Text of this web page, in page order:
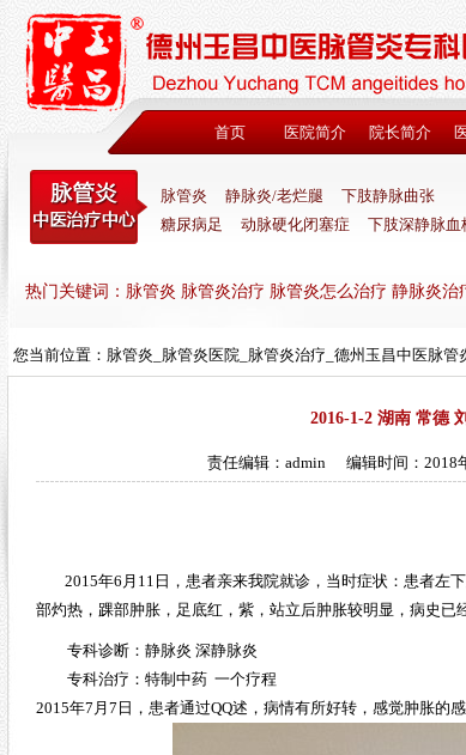
首页 医院简介 院长简介
脉管炎 静脉炎/老烂腿
下肢静脉曲张
糖尿病足
动脉硬化闭塞症 下肢深静脉血
热门关键词：脉管炎 脉管炎治疗 脉管炎怎么治疗 静脉炎治
您当前位置： 脉管炎_脉管炎医院_脉管炎治疗_德州玉昌中医脉管
2016-1-2 湖南 常德
责任编辑：admin 编辑时间：2018
2015年6月11日，患者亲来我院就诊，当时症状：患者左
部灼热，踝部肿胀，足底红，紫，站立后肿胀较明显，病史已
专科诊断： 静脉炎 深静脉炎
专科治疗：特制中药 一个疗程
2015年7月7日，患者通过QQ述，病情有所好转，感觉肿胀的